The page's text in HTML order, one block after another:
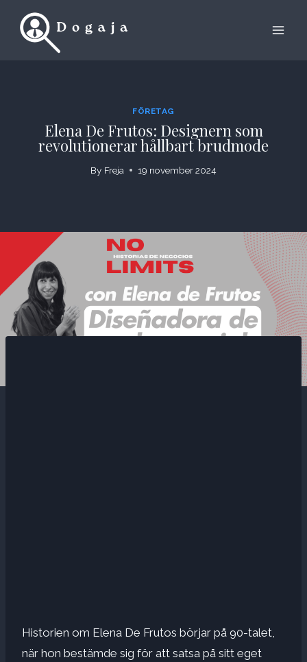
FÖRETAG
Elena De Frutos: Designern som
revolutionerar hållbart brudmode
By Freja 19 november 2024
Historien om Elena De Frutos börjar på 90-talet,
när hon bestämde sig för att satsa på sitt eget